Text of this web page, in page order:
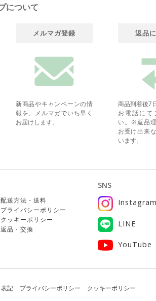
について
メルマガ登録
新商品やキャンペーンの情
報を、メルマガでいち早く
お届けします。
返品
商品到着後7
お電話にて
い。※返品
お受け出来
います。
配送方法・送料
プライバシーポリシー
クッキーポリシー
返品・交換
SNS
Instagram
LINE
YouTube
記 プライバシーポリシー クッキーポリシー